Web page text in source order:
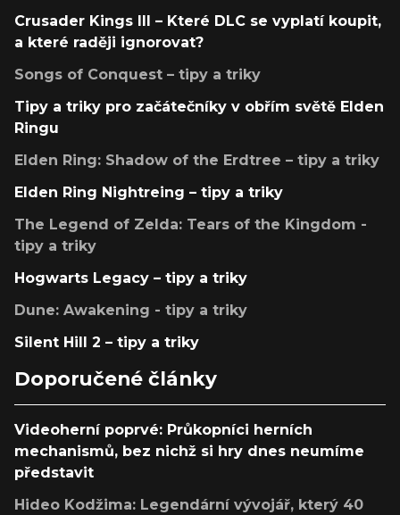
Crusader Kings III – Které DLC se vyplatí koupit,
a které raději ignorovat?
Songs of Conquest – tipy a triky
Tipy a triky pro začátečníky v obřím světě Elden
Ringu
Elden Ring: Shadow of the Erdtree – tipy a triky
Elden Ring Nightreing – tipy a triky
The Legend of Zelda: Tears of the Kingdom -
tipy a triky
Hogwarts Legacy – tipy a triky
Dune: Awakening - tipy a triky
Silent Hill 2 – tipy a triky
Doporučené články
Videoherní poprvé: Průkopníci herních
mechanismů, bez nichž si hry dnes neumíme
představit
Hideo Kodžima: Legendární vývojář, který 40